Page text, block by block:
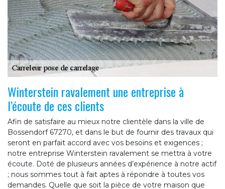
Winterstein ravalement une entreprise à
l’écoute de ces clients
Afin de satisfaire au mieux notre clientèle dans la ville de
Bossendorf 67270, et dans le but de fournir des travaux qui
seront en parfait accord avec vos besoins et exigences ;
notre entreprise Winterstein ravalement se mettra à votre
écoute. Doté de plusieurs années d’expérience à notre actif
; nous sommes tout à fait aptes à répondre à toutes vos
demandes. Quelle que soit la pièce de votre maison que